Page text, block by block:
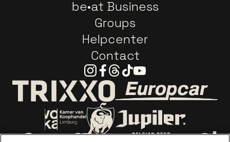
be•at Business
Groups
Helpcenter
Contact
Instagram
Facebook
Threads
TiktokYoutube
Go to website of Trixxo
Go to website of Voka Limburg